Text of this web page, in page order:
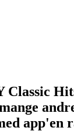
app'en